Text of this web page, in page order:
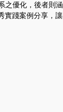
之優化，後者則
實踐案例分享，